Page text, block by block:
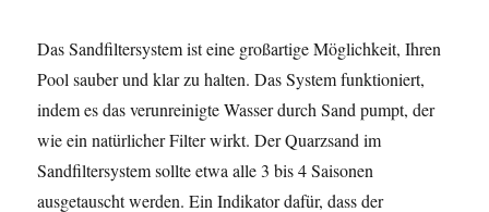
Das Sandfiltersystem ist eine großartige Möglichkeit, Ihren
Pool sauber und klar zu halten. Das System funktioniert,
indem es das verunreinigte Wasser durch Sand pumpt, der
wie ein natürlicher Filter wirkt. Der Quarzsand im
Sandfiltersystem sollte etwa alle 3 bis 4 Saisonen
ausgetauscht werden. Ein Indikator dafür, dass der